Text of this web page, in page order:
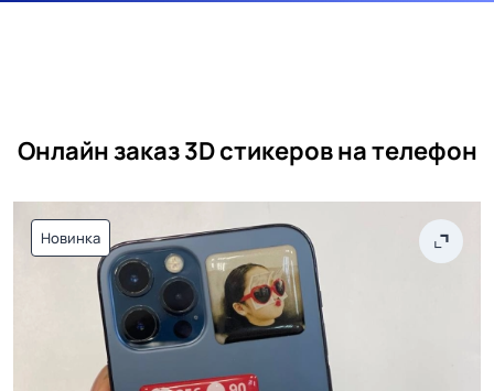
Онлайн заказ 3D стикеров на телефон
Новинка